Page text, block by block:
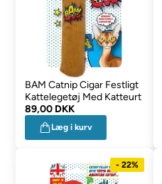
BAM Catnip Cigar Festligt
Kattelegetøj Med Katteurt
89,00 DKK
Læg i kurv
- 22%